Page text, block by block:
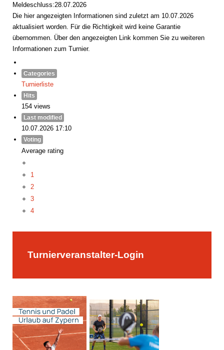
Meldeschluss:28.07.2026
Die hier angezeigten Informationen sind zuletzt am 10.07.2026
aktualisiert worden. Für die Richtigkeit wird keine Garantie
übernommen. Über den angezeigten Link kommen Sie zu weiteren
Informationen zum Turnier.
Categories
Turnierliste
Hits
154 views
Last modified
10.07.2026 17:10
Voting
Average rating
1
2
3
4
Turnierveranstalter-Login